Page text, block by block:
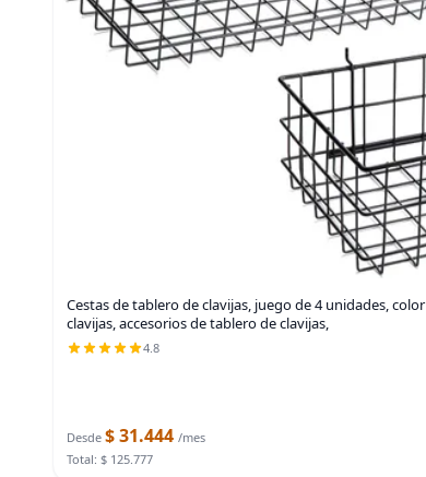
Cestas de tablero de clavijas, juego de 4 unidades,
clavijas, accesorios de tablero de clavijas,
4.8
Desde $ 31.444 /mes
Total: $ 125.777